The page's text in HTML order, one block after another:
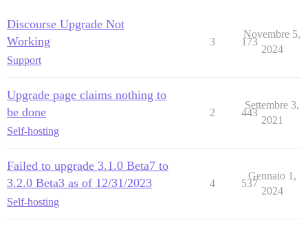
Discourse Upgrade Not
Working
Support
3 173
Novembre 5,
2024
Upgrade page claims nothing to
be done
Self-hosting
2 443
Settembre 3,
2021
Failed to upgrade 3.1.0 Beta7 to
3.2.0 Beta3 as of 12/31/2023
Self-hosting
4 537
Gennaio 1,
2024